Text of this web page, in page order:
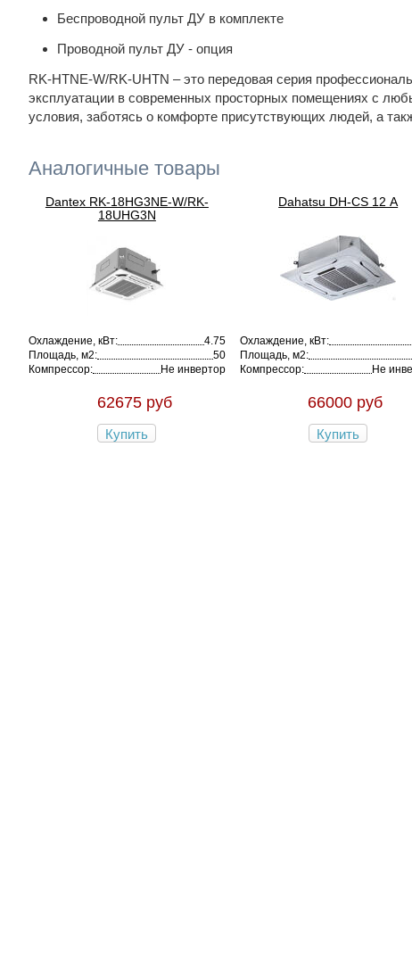
Беспроводной пульт ДУ в комплекте
Проводной пульт ДУ - опция
RK-HTNE-W/RK-UHTN – это передовая серия
эксплуатации в современных просторных помещениях с
условия, заботясь о комфорте присутствующих людей, а
Аналогичные товары
Dantex RK-18HG3NE-W/RK-
18UHG3N
Охлаждение, кВт:
4.75
Площадь, м2:
50
Компрессор:
Не инвертор
62675 руб
Купить
Dahatsu DH-CS 12 А
Охлаждение, кВт:
Площадь, м2:
Компрессор:
Не
66000 руб
Купить